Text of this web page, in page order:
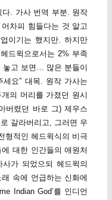
. 가사 번역 부분. 원작
차피 힘들다는 것 알고
이기는 했지만. 하지만
드윅으로서는 2% 부족
놓고 보면… 많은 분들이
요” 대목. 원작 가사는
의 머리를 가졌던 원시
버렸던 바로 그) 제우스
갈라버리고, 그러면 우
형적인 헤드윅식의 비극
대한 인간들의 애원처
가 되었으되 헤드윅의
속에 언급하는 신화에
Indian God’를 인디언